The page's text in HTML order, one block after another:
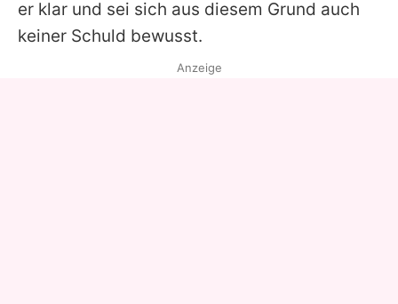
er klar und sei sich aus diesem Grund auch
keiner Schuld bewusst.
Anzeige